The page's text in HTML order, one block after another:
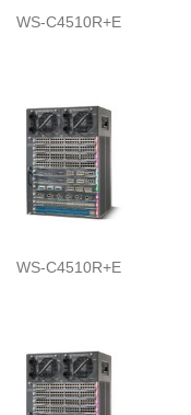
WS-C4510R+E
WS-C4510R+E